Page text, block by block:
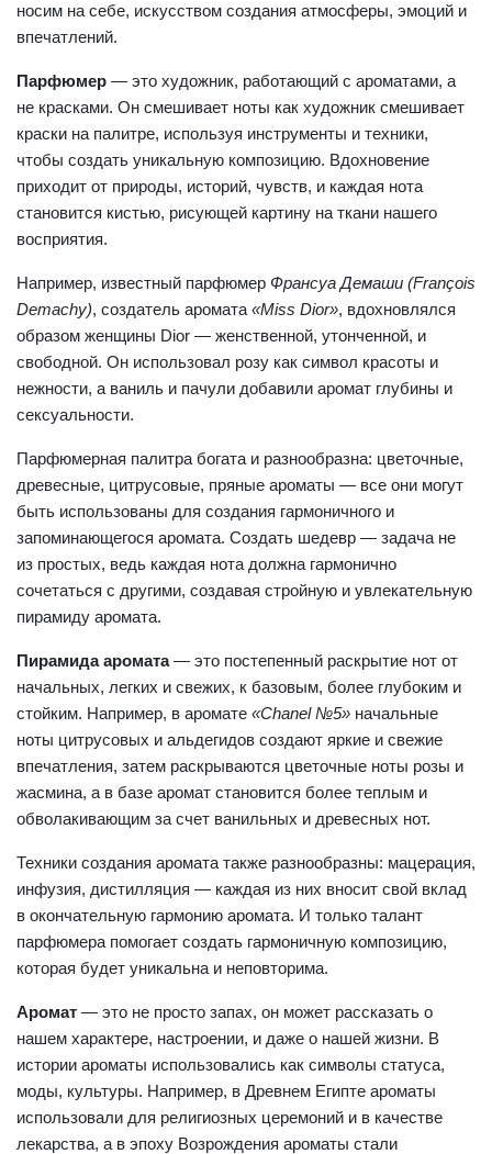
носим на себе, искусством создания атмосферы, эмоций и
впечатлений.
Парфюмер — это художник, работающий с ароматами, а
не красками. Он смешивает ноты как художник смешивает
краски на палитре, используя инструменты и техники,
чтобы создать уникальную композицию. Вдохновение
приходит от природы, историй, чувств, и каждая нота
становится кистью, рисующей картину на ткани нашего
восприятия.
Например, известный парфюмер Франсуа Демаши (François
Demachy), создатель аромата «Miss Dior», вдохновлялся
образом женщины Dior — женственной, утонченной, и
свободной. Он использовал розу как символ красоты и
нежности, а ваниль и пачули добавили аромат глубины и
сексуальности.
Парфюмерная палитра богата и разнообразна: цветочные,
древесные, цитрусовые, пряные ароматы — все они могут
быть использованы для создания гармоничного и
запоминающегося аромата. Создать шедевр — задача не
из простых, ведь каждая нота должна гармонично
сочетаться с другими, создавая стройную и увлекательную
пирамиду аромата.
Пирамида аромата— это постепенный раскрытие нот от
начальных, легких и свежих, к базовым, более глубоким и
стойким. Например, в аромате «Chanel №5» начальные
ноты цитрусовых и альдегидов создают яркие и свежие
впечатления, затем раскрываются цветочные ноты розы и
жасмина, а в базе аромат становится более теплым и
обволакивающим за счет ванильных и древесных нот.
Техники создания аромата также разнообразны: мацерация,
инфузия, дистилляция — каждая из них вносит свой вклад
в окончательную гармонию аромата. И только талант
парфюмера помогает создать гармоничную композицию,
которая будет уникальна и неповторима.
Аромат — это не просто запах, он может рассказать о
нашем характере, настроении, и даже о нашей жизни. В
истории ароматы использовались как символы статуса,
моды, культуры. Например, в Древнем Египте ароматы
использовали для религиозных церемоний и в качестве
лекарства, а в эпоху Возрождения ароматы стали